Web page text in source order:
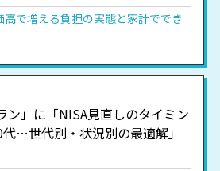
で増える負担の実態と家計ででき
ン」に「NISA見直しのタイミン
…世代別・状況別の最適解」